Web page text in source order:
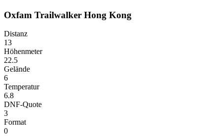
Oxfam Trailwalker Hong Kong
Distanz
13
Höhenmeter
22.5
Gelände
6
Temperatur
6.8
DNF-Quote
3
Format
0